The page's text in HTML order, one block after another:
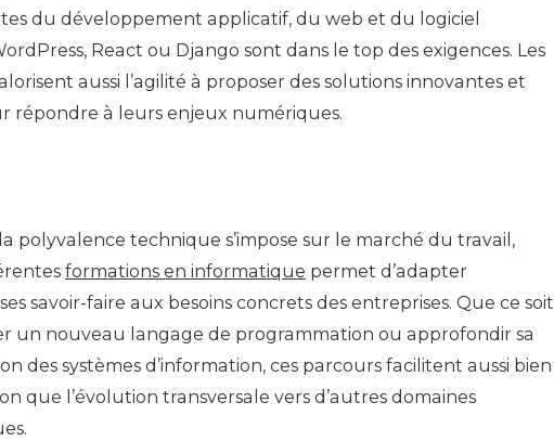
du développement applicatif, du web et du logiciel
React ou Django sont dans le top des exigences. Les
aussi l’agilité à proposer des solutions innovantes et
répondre à leurs enjeux numériques.
polyvalence technique s’impose sur le marché du travail,
formations en informatique permet d’adapter
savoir-faire aux besoins concrets des entreprises. Que ce soit
un nouveau langage de programmation ou approfondir sa
des systèmes d’information, ces parcours facilitent aussi bien
que l’évolution transversale vers d’autres domaines